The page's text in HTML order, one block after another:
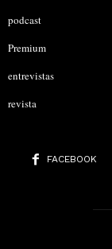
podcast
Premium
entrevistas
revista
FACEBOOK